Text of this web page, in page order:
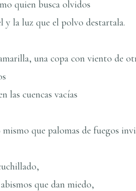
quien busca olvidos
y la luz que el polvo destartala.
una copa con viento de
las cuencas vací­as
que palomas de fuegos
que dan miedo,